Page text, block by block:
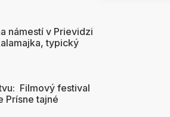
námestí v Prievidzi
typický
Filmový festival
Prísne tajné